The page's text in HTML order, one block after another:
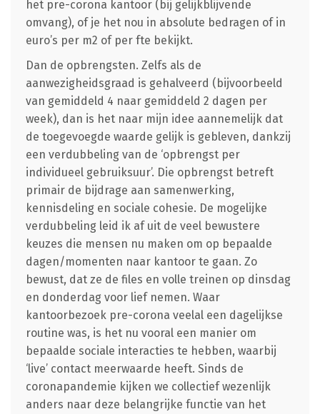
het pre-corona kantoor (bij gelijkblijvende
omvang), of je het nou in absolute bedragen of in
euro’s per m2 of per fte bekijkt.
Dan de opbrengsten. Zelfs als de
aanwezigheidsgraad is gehalveerd (bijvoorbeeld
van gemiddeld 4 naar gemiddeld 2 dagen per
week), dan is het naar mijn idee aannemelijk dat
de toegevoegde waarde gelijk is gebleven, dankzij
een verdubbeling van de ‘opbrengst per
individueel gebruiksuur’. Die opbrengst betreft
primair de bijdrage aan samenwerking,
kennisdeling en sociale cohesie. De mogelijke
verdubbeling leid ik af uit de veel bewustere
keuzes die mensen nu maken om op bepaalde
dagen/momenten naar kantoor te gaan. Zo
bewust, dat ze de files en volle treinen op dinsdag
en donderdag voor lief nemen. Waar
kantoorbezoek pre-corona veelal een dagelijkse
routine was, is het nu vooral een manier om
bepaalde sociale interacties te hebben, waarbij
‘live’ contact meerwaarde heeft. Sinds de
coronapandemie kijken we collectief wezenlijk
anders naar deze belangrijke functie van het